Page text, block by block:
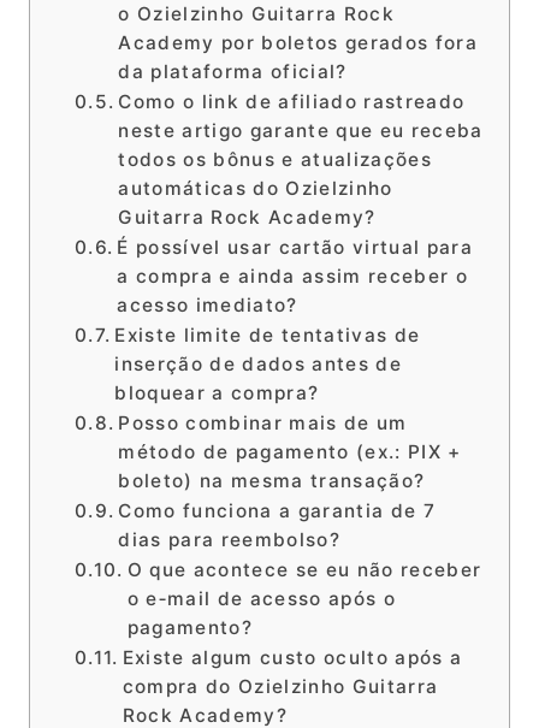
o Ozielzinho Guitarra Rock
Academy por boletos gerados fora
da plataforma oficial?
Como o link de afiliado rastreado
neste artigo garante que eu receba
todos os bônus e atualizações
automáticas do Ozielzinho
Guitarra Rock Academy?
É possível usar cartão virtual para
a compra e ainda assim receber o
acesso imediato?
Existe limite de tentativas de
inserção de dados antes de
bloquear a compra?
Posso combinar mais de um
método de pagamento (ex.: PIX +
boleto) na mesma transação?
Como funciona a garantia de 7
dias para reembolso?
O que acontece se eu não receber
o e‑mail de acesso após o
pagamento?
Existe algum custo oculto após a
compra do Ozielzinho Guitarra
Rock Academy?